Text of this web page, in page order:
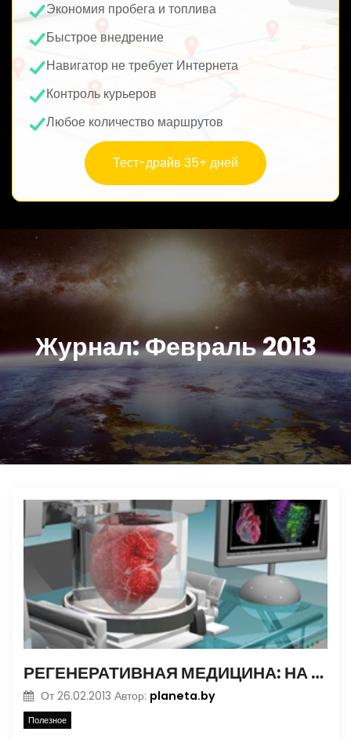
Экономия пробега и топлива
Быстрое внедрение
Навигатор не требует Интернета
Контроль курьеров
Любое количество маршрутов
Тест-драйв 35+ дней
Журнал:Февраль 2013
РЕГЕНЕРАТИВНАЯ МЕДИЦИНА: НА СТЫКЕ НАУК
От 26.02.2013 Автор: planeta.by
Полезное